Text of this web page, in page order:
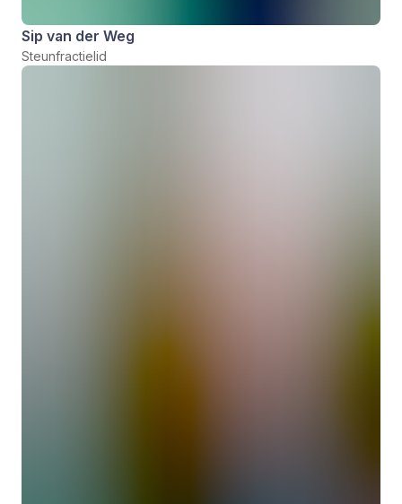
Sip van der Weg
Steunfractielid